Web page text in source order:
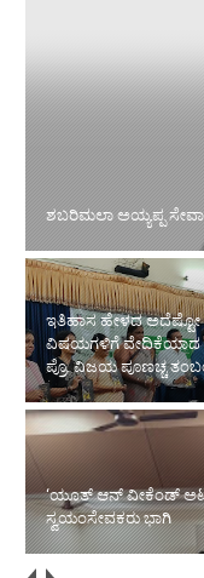
ಶಬರಿಮಲಾ ಅಯ್ಯಪ್ಪ
ಇತಿಹಾಸ ಹೇಳದ ಅದೆಷ್ಟೋ
ವಿಷಯಗಳಿಗೆ ವೇದಿಕೆಯಾದ
ಪ್ರೊ. ವಿಜಯ ಪೂಣಚ್ಚ
‘ಯೂತ್ ಆನ್ ವೀಕೆಂಡ್
ಸ್ವಯಂಸೇವಕರು ಭಾಗಿ